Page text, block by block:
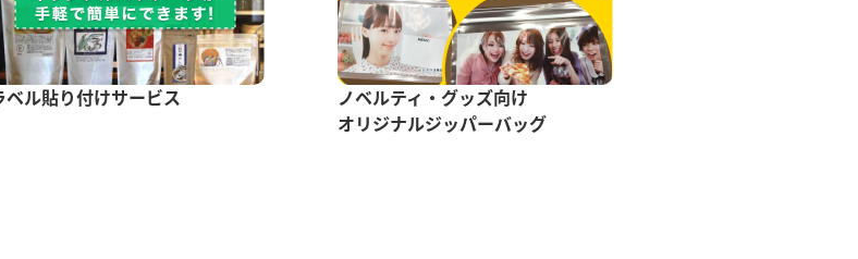
ベル貼り付けサービス
ノベルティ・グッズ向け
オリジナルジッパーバッグ